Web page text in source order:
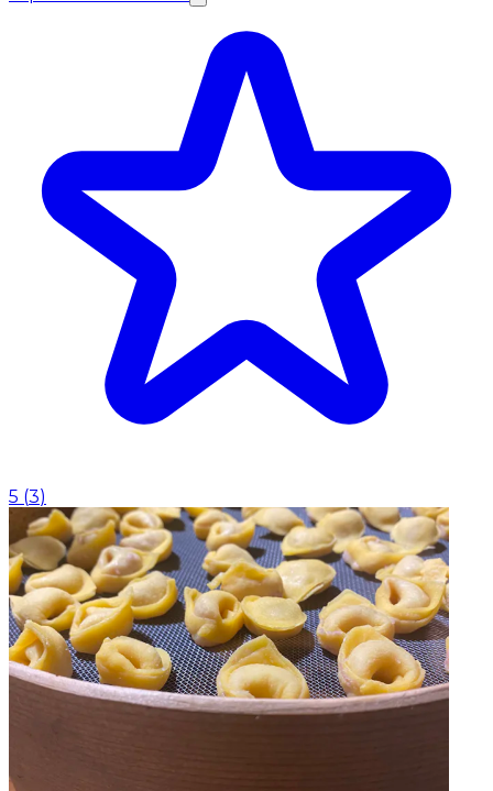
5 (3)